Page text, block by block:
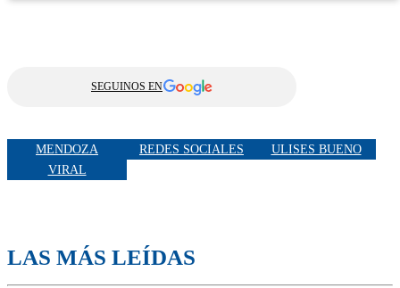
SEGUINOS EN
MENDOZA REDES SOCIALES
ULISES BUENO
VIRAL
LAS MÁS LEÍDAS